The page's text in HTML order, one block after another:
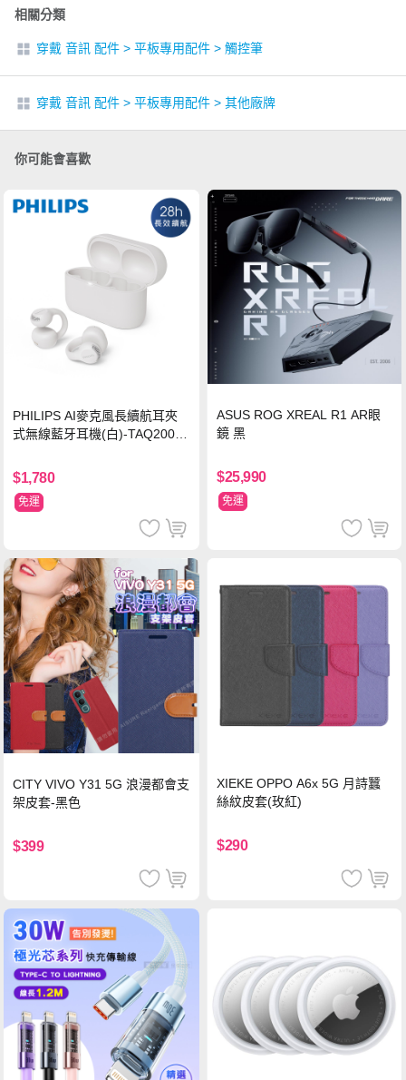
相關分類
穿戴 音訊 配件 > 平板專用配件 > 觸控筆
穿戴 音訊 配件 > 平板專用配件 > 其他廠牌
你可能會喜歡
PHILIPS AI麥克風長續航耳夾
式無線藍牙耳機(白)-TAQ2000
$1,780
免運
ASUS ROG XREAL R1 AR眼
鏡 黑
$25,990
免運
CITY VIVO Y31 5G 浪漫都會支
架皮套-黑色
$399
XIEKE OPPO A6x 5G 月詩蠶
絲紋皮套(玫紅)
$290